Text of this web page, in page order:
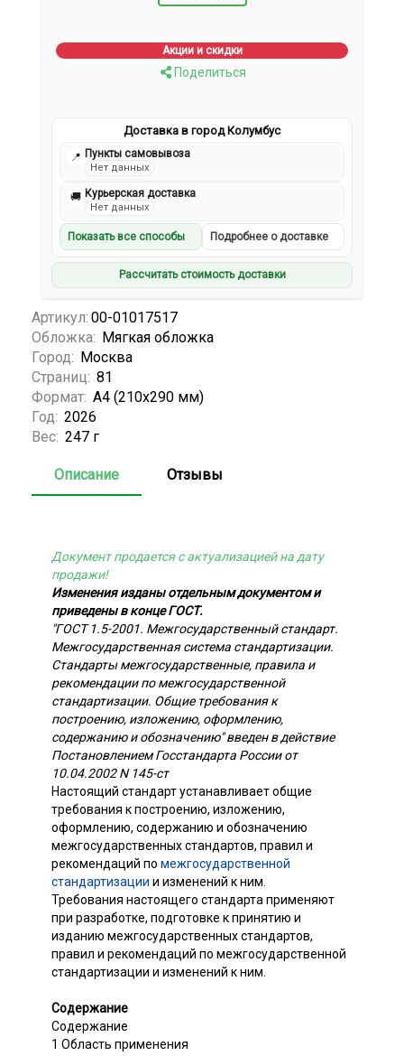
Акции и скидки
Поделиться
Доставка в город Колумбус
📍 Пункты самовывоза
Нет данных
🚚 Курьерская доставка
Нет данных
Показать все способы Подробнее о доставке
Рассчитать стоимость доставки
Артикул: 00-01017517
Обложка: Мягкая обложка
Город: Москва
Страниц: 81
Формат: А4 (210x290 мм)
Год: 2026
Вес: 247 г
Описание Отзывы
Документ продается с актуализацией на дату
продажи!
Изменения изданы отдельным документом и
приведены в конце ГОСТ.
"ГОСТ 1.5-2001. Межгосударственный стандарт.
Межгосударственная система стандартизации.
Стандарты межгосударственные, правила и
рекомендации по межгосударственной
стандартизации. Общие требования к
построению, изложению, оформлению,
содержанию и обозначению" введен в действие
Постановлением Госстандарта России от
10.04.2002 N 145-ст
Настоящий стандарт устанавливает общие
требования к построению, изложению,
оформлению, содержанию и обозначению
межгосударственных стандартов, правил и
рекомендаций по межгосударственной
стандартизации и изменений к ним.
Требования настоящего стандарта применяют
при разработке, подготовке к принятию и
изданию межгосударственных стандартов,
правил и рекомендаций по межгосударственной
стандартизации и изменений к ним.
Содержание
Содержание
1 Область применения